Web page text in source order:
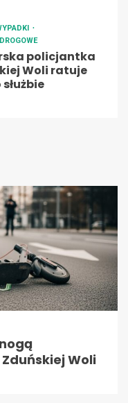
policjantka
Woli ratuje
Woli